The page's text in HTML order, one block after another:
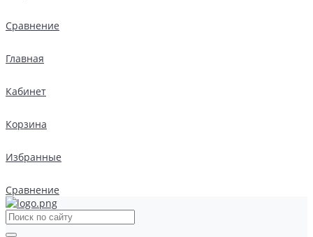
Сравнение
Главная
Кабинет
Корзина
Избранные
Сравнение